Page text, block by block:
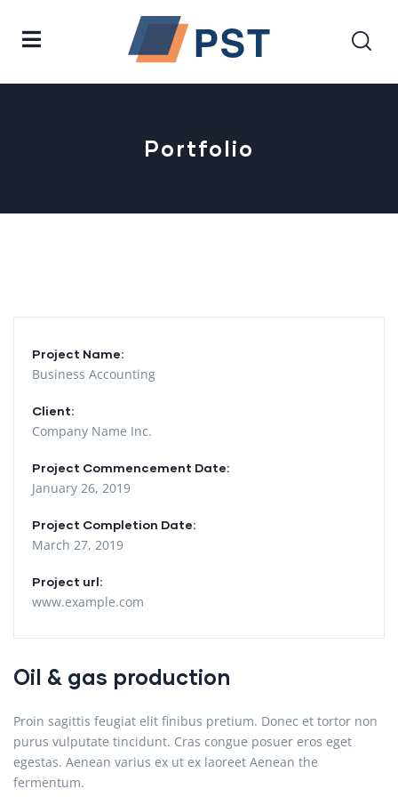
Portfolio
Project Name:
Business Accounting
Client:
Company Name Inc.
Project Commencement Date:
January 26, 2019
Project Completion Date:
March 27, 2019
Project url:
www.example.com
Oil & gas production
Proin sagittis feugiat elit finibus pretium. Donec et tortor non
purus vulputate tincidunt. Cras congue posuer eros eget
egestas. Aenean varius ex ut ex laoreet Aenean the
fermentum.